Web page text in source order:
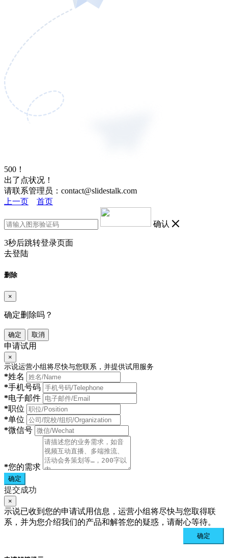
500！
出了点状况！
请联系管理员：contact@slidestalk.com
上一页
首页
确认
3秒后跳转登录页面
去登陆
删除
×
确定删除吗？
确定 取消
申请试用
×
示说运营小组将尽快与您联系，并提供试用服务
*姓名
*手机号码
*电子邮件
*职位
*单位
*微信号
*您的需求
确定
提交成功
×
示说已收到您的申请试用信息，运营小组将尽快与您取得联
系，并为您介绍我们的产品和解答您的疑惑，请耐心等待。
确定